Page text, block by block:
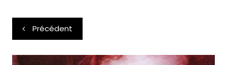
Navigation
de
l’article
Précédent